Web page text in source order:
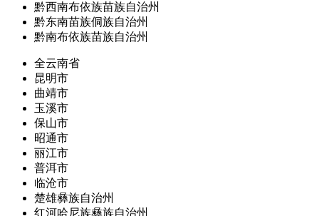
黔西南布依族苗族自治州
黔东南苗族侗族自治州
黔南布依族苗族自治州
全云南省
昆明市
曲靖市
玉溪市
保山市
昭通市
丽江市
普洱市
临沧市
楚雄彝族自治州
红河哈尼族彝族自治州